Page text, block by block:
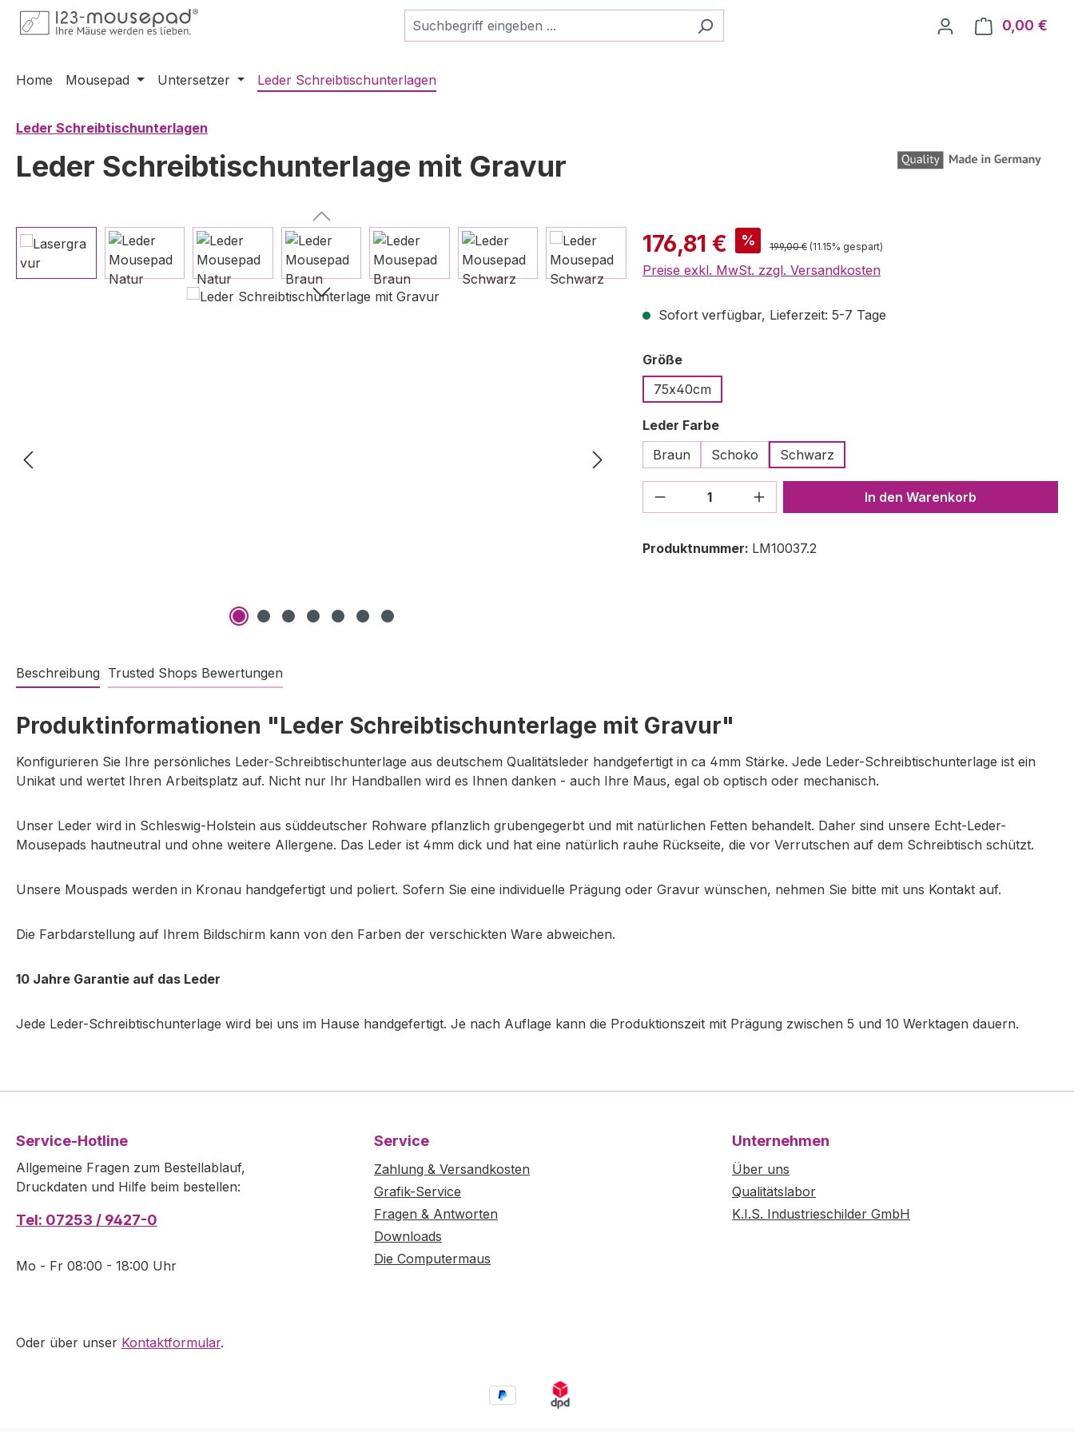
Hauptinhalt springen
Zur Suche springen
Zur Hauptnavigation springen 0,00 €
Home Mousepad Untersetzer Leder Schreibtischunterlagen
Leder Schreibtischunterlagen
Leder Schreibtischunterlage mit Gravur
Bildergalerie überspringen Verkaufspreis:
176,81 € % Regulärer Preis:
199,00 € (11.15% gespart)
Preise exkl. MwSt. zzgl. Versandkosten
Sofort verfügbar, Lieferzeit: 5-7 Tage
Größeauswählen
75x40cm
Leder Farbeauswählen
Braun
Schoko Schwarz
Produkt Anzahl: Gib den gewünschten Wert
In den Warenkorb
Produktnummer: LM10037.2
Beschreibung Trusted Shops Bewertungen
Produktinformationen "Leder Schreibtischunterlage mit Gravur"
Konfigurieren Sie Ihre persönliches Leder-Schreibtischunterlage aus deutschem Qualitätsleder handgefertigt in ca 4mm Stärke. Jede Leder-Schreibtischunterlage ist ein
Unikat und wertet Ihren Arbeitsplatz auf. Nicht nur Ihr Handballen wird es Ihnen danken - auch Ihre Maus, egal ob optisch oder mechanisch.
Unser Leder wird in Schleswig-Holstein aus süddeutscher Rohware pflanzlich grubengegerbt und mit natürlichen Fetten behandelt. Daher sind unsere Echt-Leder-
Mousepads hautneutral und ohne weitere Allergene. Das Leder ist 4mm dick und hat eine natürlich rauhe Rückseite, die vor Verrutschen auf dem Schreibtisch schützt.
Unsere Mouspads werden in Kronau handgefertigt und poliert. Sofern Sie eine individuelle Prägung oder Gravur wünschen, nehmen Sie bitte mit uns Kontakt auf.
Die Farbdarstellung auf Ihrem Bildschirm kann von den Farben der verschickten Ware abweichen.
10 Jahre Garantie auf das Leder
Jede Leder-Schreibtischunterlage wird bei uns im Hause handgefertigt. Je nach Auflage kann die Produktionszeit mit Prägung zwischen 5 und 10 Werktagen dauern.
Service-Hotline
Allgemeine Fragen zum Bestellablauf,
Druckdaten und Hilfe beim bestellen:
Tel: 07253 / 9427-0
Mo - Fr 08:00 - 18:00 Uhr
Oder über unser Kontaktformular.
Service
Zahlung & Versandkosten
Grafik-Service
Fragen & Antworten
Downloads
Die Computermaus
Unternehmen
Über uns
Qualitätslabor
K.I.S. Industrieschilder GmbH